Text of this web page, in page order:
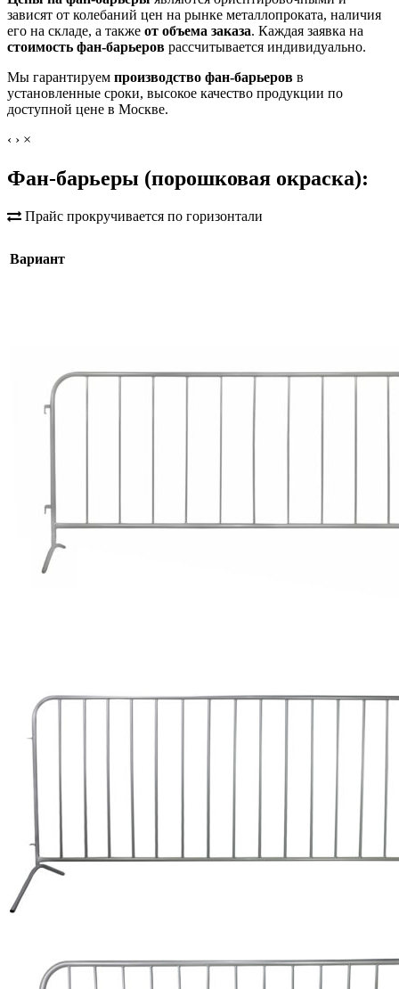
зависят от колебаний цен на рынке металлопроката, наличия
его на складе, а также от объема заказа. Каждая заявка на
стоимость фан-барьеров рассчитывается индивидуально.
Мы гарантируем производство фан-барьеров в
установленные сроки, высокое качество продукции по
доступной цене в Москве.
‹ › ×
Фан-барьеры (порошковая окраска):
Прайс прокручивается по горизонтали
Вариант